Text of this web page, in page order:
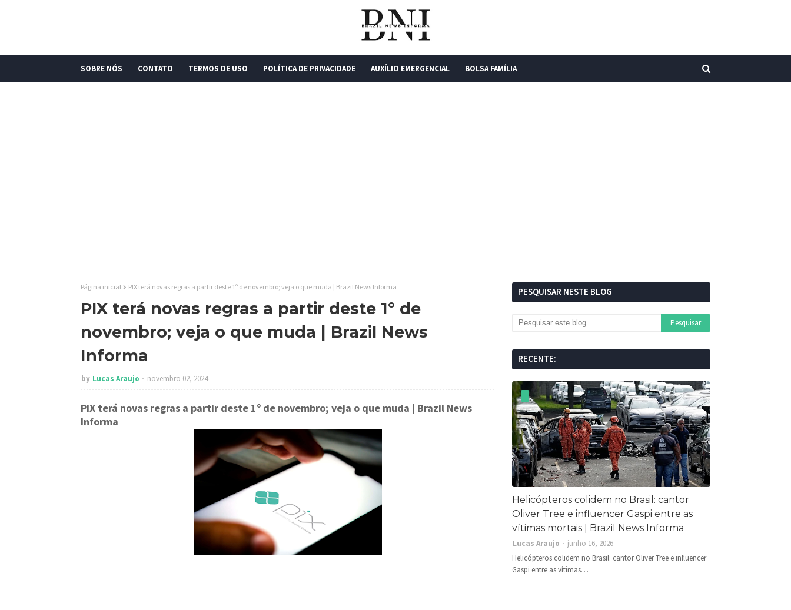
SOBRE NÓS CONTATO TERMOS DE USO POLÍTICA DE PRIVACIDADE AUXÍLIO EMERGENCIAL BOLSA FAMÍLIA
Página inicial PIX terá novas regras a partir deste 1º de novembro; veja o que muda | Brazil News Informa
PIX terá novas regras a partir deste 1º de
novembro; veja o que muda | Brazil News
Informa
by Lucas Araujo novembro 02, 2024
PIX terá novas regras a partir deste 1º de novembro; veja o que muda | Brazil News
Informa
PESQUISAR NESTE BLOG
RECENTE:
Helicópteros colidem no Brasil: cantor
Oliver Tree e influencer Gaspi entre as
vítimas mortais | Brazil News Informa
Lucas Araujo
junho 16, 2026
Helicópteros colidem no Brasil: cantor Oliver Tree e influencer
Gaspi entre as vítimas…